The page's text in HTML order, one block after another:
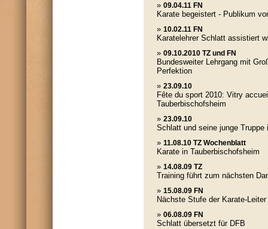
» 09.04.11 FN
Karate begeistert - Publikum
» 10.02.11 FN
Karatelehrer Schlatt assistiert
» 09.10.2010 TZ und FN
Bundesweiter Lehrgang mit
Perfektion
» 23.09.10
Fête du sport 2010: Vitry
Tauberbischofsheim
» 23.09.10
Schlatt und seine junge Truppe
» 11.08.10 TZ Wochenblatt
Karate in Tauberbischofsheim
» 14.08.09 TZ
Training führt zum nächsten
» 15.08.09 FN
Nächste Stufe der Karate-
» 06.08.09 FN
Schlatt übersetzt für DFB